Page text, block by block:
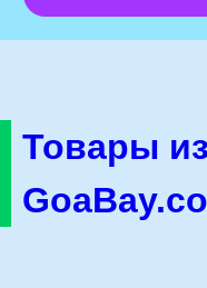
Товары